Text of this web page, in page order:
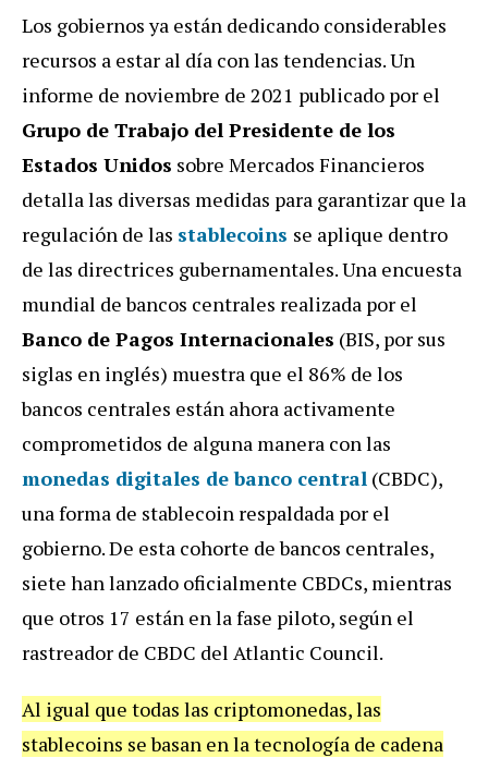
Los gobiernos ya están dedicando considerables
recursos a estar al día con las tendencias. Un
informe de noviembre de 2021 publicado por el
Grupo de Trabajo del Presidente de los
Estados Unidos sobre Mercados Financieros
detalla las diversas medidas para garantizar que la
regulación de las stablecoins se aplique dentro
de las directrices gubernamentales. Una encuesta
mundial de bancos centrales realizada por el
Banco de Pagos Internacionales (BIS, por sus
siglas en inglés) muestra que el 86% de los
bancos centrales están ahora activamente
comprometidos de alguna manera con las
monedas digitales de banco central (CBDC),
una forma de stablecoin respaldada por el
gobierno. De esta cohorte de bancos centrales,
siete han lanzado oficialmente CBDCs, mientras
que otros 17 están en la fase piloto, según el
rastreador de CBDC del Atlantic Council.
Al igual que todas las criptomonedas, las
stablecoins se basan en la tecnología de cadena